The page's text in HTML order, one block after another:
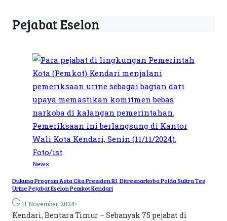
Pejabat Eselon
News
Dukung Program Asta Cita Presiden RI, Ditresnarkoba Polda Sultra Tes
Urine Pejabat Eselon Pemkot Kendari
11 November, 2024•
Kendari, Bentara Timur – Sebanyak 75 pejabat di